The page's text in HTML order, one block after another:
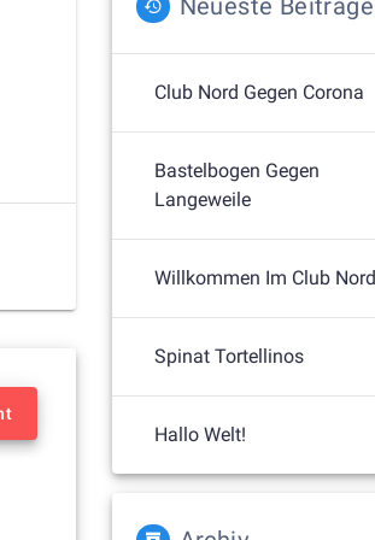
Neueste Beiträge
Club Nord Gegen Corona
Bastelbogen Gegen
Langeweile
Willkommen Im Club Nord
Spinat Tortellinos
Hallo Welt!